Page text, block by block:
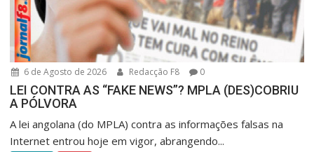
6 de Agosto de 2026 Redacção F8 0
LEI CONTRA AS “FAKE NEWS”? MPLA (DES)COBRIU
A PÓLVORA
A lei angolana (do MPLA) contra as informações falsas na
Internet entrou hoje em vigor, abrangendo...